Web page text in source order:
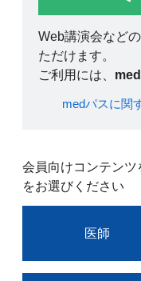
Web講演会など
ただけます。
ご利用には、
medパスに関
会員向けコンテン
をお選びください
医師